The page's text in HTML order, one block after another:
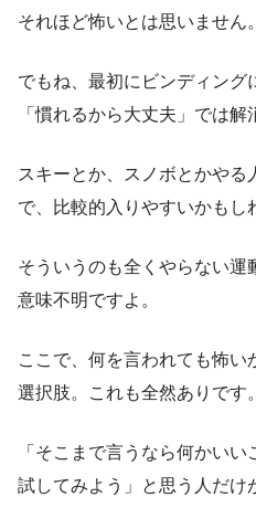
それほど怖いとは思いません。
でもね、最初にビンディング
「慣れるから大丈夫」では解
スキーとか、スノボとかや
で、比較的入りやすいかもし
そういうのも全くやらない運
意味不明ですよ。
ここで、何を言われても怖
選択肢。これも全然ありです。
「そこまで言うなら何かい
試してみよう」と思う人だけ